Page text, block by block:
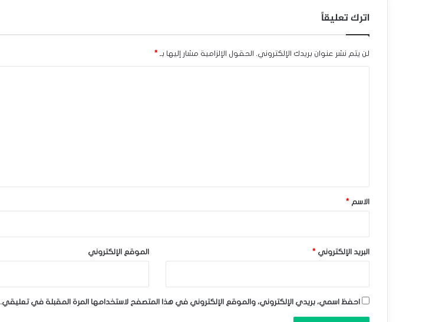
أ
ع
ل
ى
ف
أ
س
ب
و
اترك تعليقاً
لن يتم نشر عنوان بريدك الإلكتروني. الحقول الإلزامية مشار إليها بـ *
*الاسم *
البريد الإلكتروني * الموقع الإلكتروني
احفظ اسمي، بريدي الإلكتروني، والموقع الإلكتروني في هذا المتصفح لاستخدامها المرة المقبلة في تعليقي.